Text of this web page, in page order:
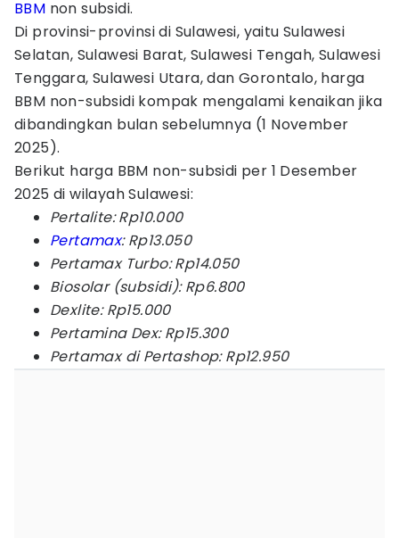
BBM non subsidi.
Di provinsi-provinsi di Sulawesi, yaitu Sulawesi
Selatan, Sulawesi Barat, Sulawesi Tengah, Sulawesi
Tenggara, Sulawesi Utara, dan Gorontalo, harga
BBM non-subsidi kompak mengalami kenaikan jika
dibandingkan bulan sebelumnya (1 November
2025).
Berikut harga BBM non-subsidi per 1 Desember
2025 di wilayah Sulawesi:
Pertalite: Rp10.000
Pertamax: Rp13.050
Pertamax Turbo: Rp14.050
Biosolar (subsidi): Rp6.800
Dexlite: Rp15.000
Pertamina Dex: Rp15.300
Pertamax di Pertashop: Rp12.950